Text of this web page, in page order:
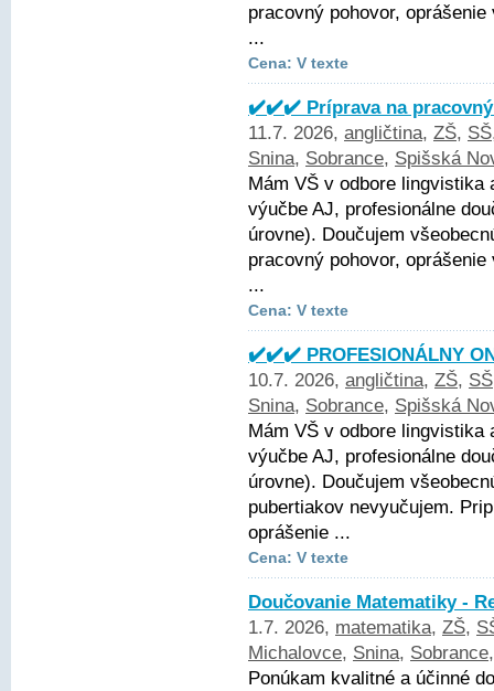
pracovný pohovor,
...
Cena: V texte
✔️✔️✔️ Príprava na
11.7. 2026, angličtina, ZŠ, SŠ
Snina, Sobrance, Spišská
Mám VŠ v odbore
výučbe AJ, profesionálne
úrovne). Doučujem
pracovný pohovor,
...
Cena: V texte
✔️✔️✔️ PROFESIONÁLNY
10.7. 2026, angličtina, ZŠ, SŠ
Snina, Sobrance, Spišská
Mám VŠ v odbore
výučbe AJ, profesionálne
úrovne). Doučujem
pubertiakov nevyučujem.
oprášenie ...
Cena: V texte
Doučovanie Matematiky -
1.7. 2026, matematika, ZŠ,
Michalovce, Snina, Sobrance
Ponúkam kvalitné a účinné